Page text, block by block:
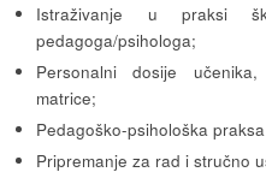
Istraživanje u praksi
pedagoga/psihologa;
Personalni dosije
matrice;
Pedagoško-psihološka
Pripremanje za rad i stručno